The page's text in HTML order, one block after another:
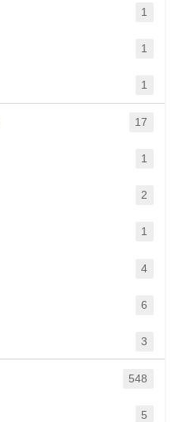
1
1
1
17
1
2
1
4
6
3
548
5